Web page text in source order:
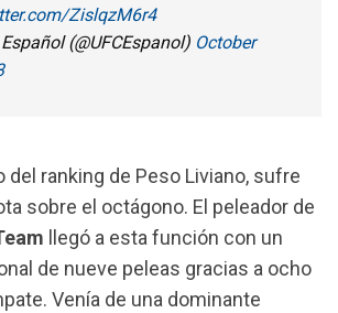
ZislqzM6r4
(@UFCEspanol) October
del ranking de Peso Liviano, sufre
sobre el octágono. El peleador de
llegó a esta función con un
de nueve peleas gracias a ocho
Venía de una dominante